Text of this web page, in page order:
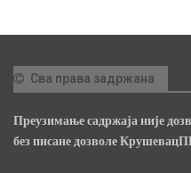
Сва права задржана
Преузимање садржаја није
без писане дозволе